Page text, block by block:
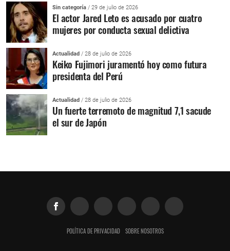
Sin categoría / 29 de julio de 2026
El actor Jared Leto es acusado por cuatro
mujeres por conducta sexual delictiva
Actualidad / 28 de julio de 2026
Keiko Fujimori juramentó hoy como futura
presidenta del Perú
Actualidad / 28 de julio de 2026
Un fuerte terremoto de magnitud 7,1 sacude
el sur de Japón
POLÍTICA DE PRIVACIDAD SOBRE NOSOTROS